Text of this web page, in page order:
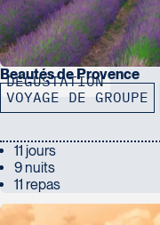
DÉGUSTATION
Beautés de Provence
VOYAGE DE GROUPE
11 jours
9 nuits
11 repas